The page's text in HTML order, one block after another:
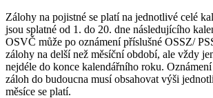
Zálohy na pojistné se platí na jednotlivé celé
jsou splatné od 1. do 20. dne následujícího
OSVČ může po oznámení příslušné OSSZ/
zálohy na delší než měsíční období, ale vždy
nejdéle do konce kalendářního roku.
záloh do budoucna musí obsahovat výši
měsíce se platí.